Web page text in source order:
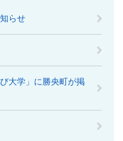
らせ
大学」に勝央町が掲